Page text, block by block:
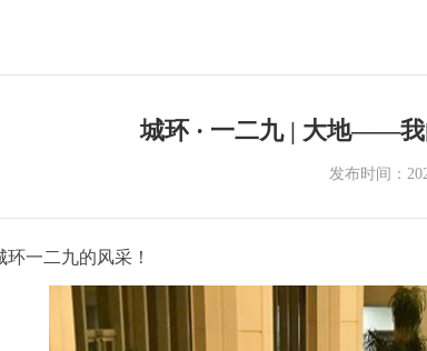
城环 · 一二九 | 大地——
发布时间：
一二九的风采！